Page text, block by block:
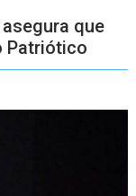
que
Patriótico